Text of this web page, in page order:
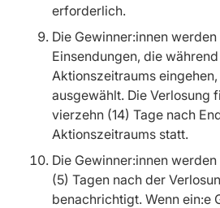
erforderlich.
Die Gewinner:innen
Einsendungen, die
Aktionszeitraums
ausgewählt. Die Verlosung
vierzehn (14) Tage nach
Aktionszeitraums statt.
Die Gewinner:innen
(5) Tagen nach der
benachrichtigt. Wenn ein:e